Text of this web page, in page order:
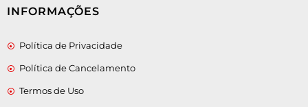
INFORMAÇÕES
Política de Privacidade
Política de Cancelamento
Termos de Uso